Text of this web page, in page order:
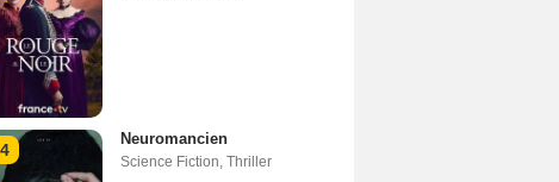
4
Neuromancien
Science Fiction, Thriller